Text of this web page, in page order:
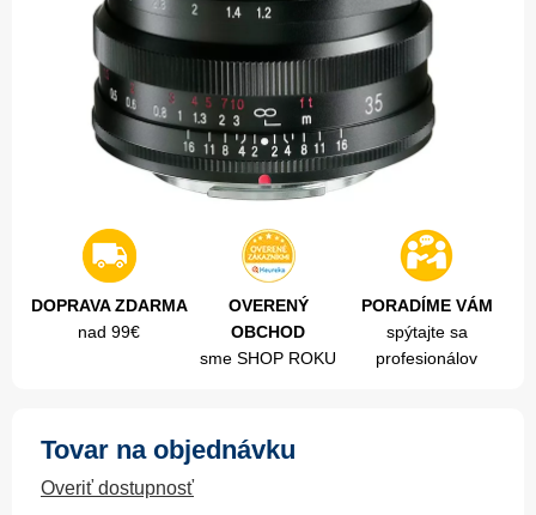
DOPRAVA ZDARMA
nad 99€
OVERENÝ
OBCHOD
sme SHOP ROKU
PORADÍME VÁM
spýtajte sa
profesionálov
Tovar na objednávku
Overiť dostupnosť